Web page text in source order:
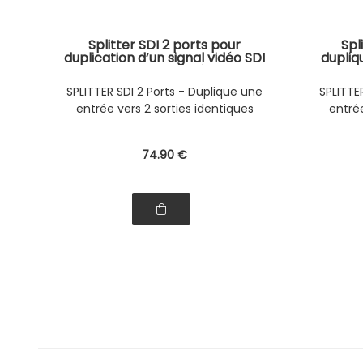
Splitter SDI 2 ports pour
duplication d’un signal vidéo SDI
en 2 sorties simultanées, 1080p
avec support SD-SDI, HD-SDI et
3G-SDI.
SPLITTER SDI 2 Ports - Duplique une
entrée vers 2 sorties identiques
74.90 €